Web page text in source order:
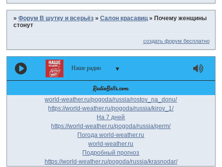
» Форум В шутку и всерьёз » Салон красавиц » Почему женщины
стонут
создать форум бесплатно
Наше радио ▼
world-weather.ru/pogoda/russia/rostov_na_donu/
https://world-weather.ru/pogoda/russia/kirov_1/
На 7 дней
https://world-weather.ru/pogoda/russia/perm/
Погода world-weather.ru
world-weather.ru
Подробный прогноз
https://world-weather.ru/pogoda/russia/krasnodar/